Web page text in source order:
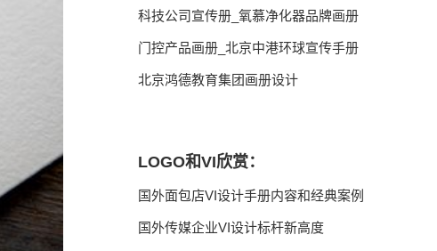
科技公司宣传册_氧慕净化器品牌画册
门控产品画册_北京中港环球宣传手册
北京鸿德教育集团画册设计
LOGO和VI欣赏：
国外面包店VI设计手册内容和经典案例
国外传媒企业VI设计标杆新高度